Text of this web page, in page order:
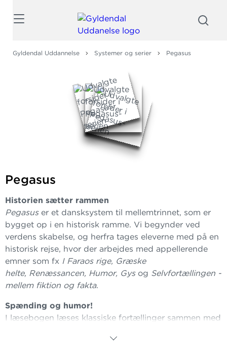
Gyldendal Uddannelse Systemer og serier Pegasus
Pegasus
Historien sætter rammen
Pegasuser et dansksystem til mellemtrinnet, som er
bygget op i en historisk ramme. Vi begynder ved
verdens skabelse, og herfra tages eleverne med på en
historisk rejse, hvor der arbejdes med appellerende
emner som fx I Faraos rige, Græske
helte, Renæssancen, Humor, Gys og Selvfortællingen -
mellem fiktion og fakta.
Spænding og humor!
I læsebogen læses klassiske fortællinger sammen med
nøje udvalgt, så de passer til elevernes læseniveau og